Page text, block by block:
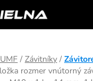
/ Závitníky /
rozmer vnútorný